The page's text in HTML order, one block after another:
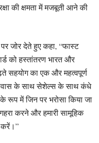
की क्षमता में मजबूती आने की
जोर देते हुए कहा, “फास्ट
को हस्तांतरण भारत और
सहयोग का एक और महत्वपूर्ण
के साथ सेशेल्स के साथ कंधे
रूप में जिन पर भरोसा किया जा
करने और हमारी सामूहिक
करें।”